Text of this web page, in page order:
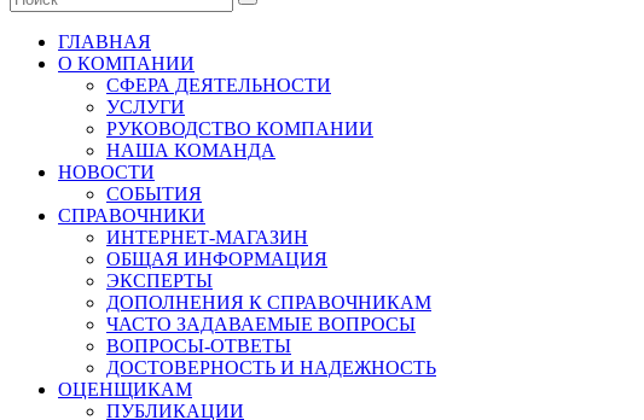
ГЛАВНАЯ
О КОМПАНИИ
СФЕРА ДЕЯТЕЛЬНОСТИ
УСЛУГИ
РУКОВОДСТВО КОМПАНИИ
НАША КОМАНДА
НОВОСТИ
СОБЫТИЯ
СПРАВОЧНИКИ
ИНТЕРНЕТ-МАГАЗИН
ОБЩАЯ ИНФОРМАЦИЯ
ЭКСПЕРТЫ
ДОПОЛНЕНИЯ К СПРАВОЧНИКАМ
ЧАСТО ЗАДАВАЕМЫЕ ВОПРОСЫ
ВОПРОСЫ-ОТВЕТЫ
ДОСТОВЕРНОСТЬ И НАДЕЖНОСТЬ
ОЦЕНЩИКАМ
ПУБЛИКАЦИИ